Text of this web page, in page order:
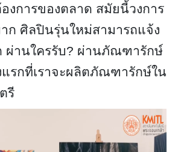
งการของตลาด สมัยนี้วงการ
ก ศิลปินรุ่นใหม่สามารถแจ้ง
ผ่านใครรับ? ผ่านภัณฑารักษ์
รกที่เราจะผลิตภัณฑารักษ์ใน
รี